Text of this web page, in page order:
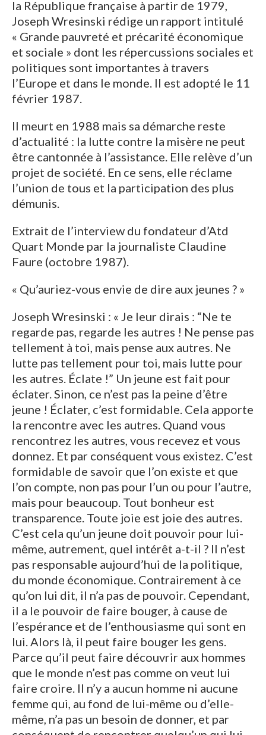
la République française à partir de 1979,
Joseph Wresinski rédige un rapport intitulé
« Grande pauvreté et précarité économique
et sociale » dont les répercussions sociales et
politiques sont importantes à travers
l’Europe et dans le monde. Il est adopté le 11
février 1987.
Il meurt en 1988 mais sa démarche reste
d’actualité : la lutte contre la misère ne peut
être cantonnée à l’assistance. Elle relève d’un
projet de société. En ce sens, elle réclame
l’union de tous et la participation des plus
démunis.
Extrait de l’interview du fondateur d’Atd
Quart Monde par la journaliste Claudine
Faure (octobre 1987).
« Qu’auriez-vous envie de dire aux jeunes ? »
Joseph Wresinski : « Je leur dirais : “Ne te
regarde pas, regarde les autres ! Ne pense pas
tellement à toi, mais pense aux autres. Ne
lutte pas tellement pour toi, mais lutte pour
les autres. Éclate !” Un jeune est fait pour
éclater. Sinon, ce n’est pas la peine d’être
jeune ! Éclater, c’est formidable. Cela apporte
la rencontre avec les autres. Quand vous
rencontrez les autres, vous recevez et vous
donnez. Et par conséquent vous existez. C’est
formidable de savoir que l’on existe et que
l’on compte, non pas pour l’un ou pour l’autre,
mais pour beaucoup. Tout bonheur est
transparence. Toute joie est joie des autres.
C’est cela qu’un jeune doit pouvoir pour lui-
même, autrement, quel intérêt a-t-il ? Il n’est
pas responsable aujourd’hui de la politique,
du monde économique. Contrairement à ce
qu’on lui dit, il n’a pas de pouvoir. Cependant,
il a le pouvoir de faire bouger, à cause de
l’espérance et de l’enthousiasme qui sont en
lui. Alors là, il peut faire bouger les gens.
Parce qu’il peut faire découvrir aux hommes
que le monde n’est pas comme on veut lui
faire croire. Il n’y a aucun homme ni aucune
femme qui, au fond de lui-même ou d’elle-
même, n’a pas un besoin de donner, et par